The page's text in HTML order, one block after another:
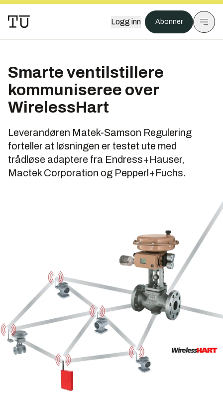
Logg inn Abonner
Smarte ventilstillere
kommuniseree over
WirelessHart
Leverandøren Matek-Samson Regulering
forteller at løsningen er testet ute med
trådløse adaptere fra Endress+Hauser,
Mactek Corporation og Pepperl+Fuchs.